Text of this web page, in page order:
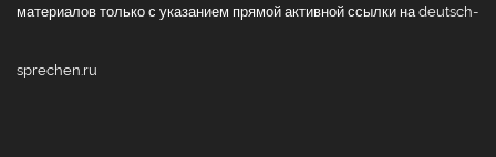
материалов только с указанием прямой активной ссылки на deutsch-
sprechen.ru